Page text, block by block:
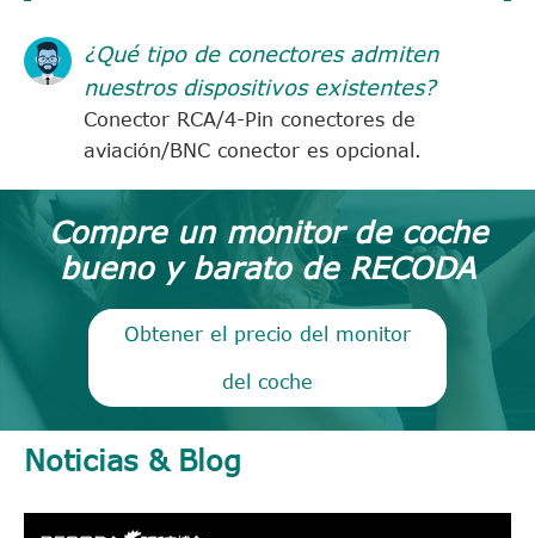
¿Qué tipo de conectores admiten
nuestros dispositivos existentes?
Conector RCA/4-Pin conectores de
aviación/BNC conector es opcional.
Compre un monitor de coche
bueno y barato de RECODA
Obtener el precio del monitor
del coche
Noticias & Blog